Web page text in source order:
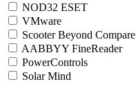
NOD32 ESET
VMware
Scooter Beyond Compare
AABBYY FineReader
PowerControls
Solar Mind